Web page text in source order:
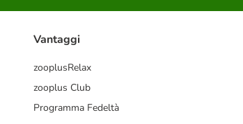
Vantaggi
zooplusRelax
zooplus Club
Programma Fedeltà